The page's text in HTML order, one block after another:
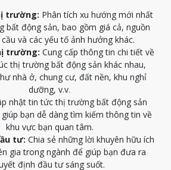
trường: Phân tích xu hướng mới nhất
bất động sản, bao gồm giá cả, nguồn
và các yếu tố ảnh hưởng khác.
trường: Cung cấp thông tin chi tiết về
thị trường bất động sản khác nhau,
nhà ở, chung cư, đất nền, khu nghỉ
dưỡng, v.v.
nhật tin tức thị trường bất động sản
bạn dễ dàng tìm kiếm thông tin về
khu vực bạn quan tâm.
tư: Chia sẻ những lời khuyên hữu ích
gia trong ngành để giúp bạn đưa ra
định đầu tư sáng suốt.